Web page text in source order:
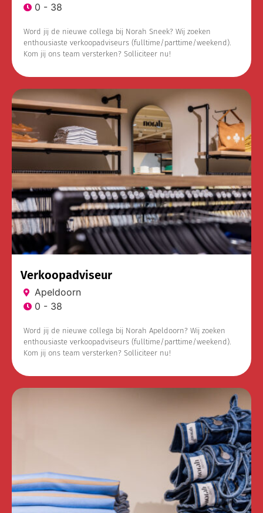
0 - 38
Word jij de nieuwe collega bij Norah Sneek? Wij zoeken
enthousiaste verkoopadviseurs (fulltime/parttime/weekend).
Kom jij ons team versterken? Solliciteer nu!
Verkoopadviseur
Apeldoorn
0 - 38
Word jij de nieuwe collega bij Norah Apeldoorn? Wij zoeken
enthousiaste verkoopadviseurs (fulltime/parttime/weekend).
Kom jij ons team versterken? Solliciteer nu!